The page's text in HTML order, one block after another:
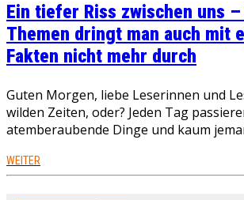
Ein tiefer Riss zwischen uns
Themen dringt man auch mit
Fakten nicht mehr durch
Guten Morgen, liebe Leserinnen und
wilden Zeiten, oder? Jeden Tag
atemberaubende Dinge und kaum
WEITER